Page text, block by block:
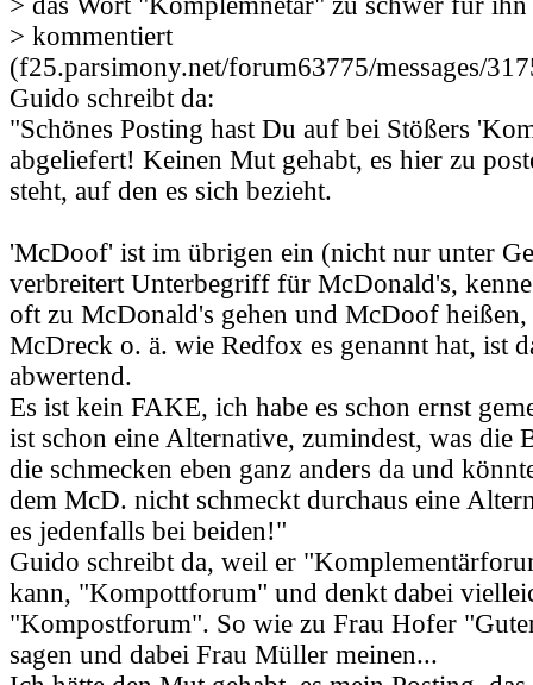
> kommentiert
(f25.parsimony.net/forum63775/messages/
Guido schreibt da:
"Schönes Posting hast Du auf bei Stößers
abgeliefert! Keinen Mut gehabt, es hier zu
steht, auf den es sich bezieht.
'McDoof' ist im übrigen ein (nicht nur unter
verbreitert Unterbegriff für McDonald's,
oft zu McDonald's gehen und McDoof
McDreck o. ä. wie Redfox es genannt hat, ist
abwertend.
Es ist kein FAKE, ich habe es schon ernst
ist schon eine Alternative, zumindest, was die
die schmecken eben ganz anders da und
dem McD. nicht schmeckt durchaus eine
es jedenfalls bei beiden!"
Guido schreibt da, weil er
kann, "Kompottforum" und denkt dabei
"Kompostforum". So wie zu Frau Hofer
sagen und dabei Frau Müller meinen...